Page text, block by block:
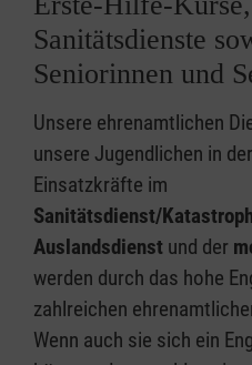
Sanitätsdienste
Seniorinnen und
Unsere ehrenamtlichen
unsere Jugendlichen in der
Einsatzkräfte im
Sanitätsdienst/
Auslandsdienst und der
werden durch das hohe
zahlreichen
Wenn auch sie sich ein